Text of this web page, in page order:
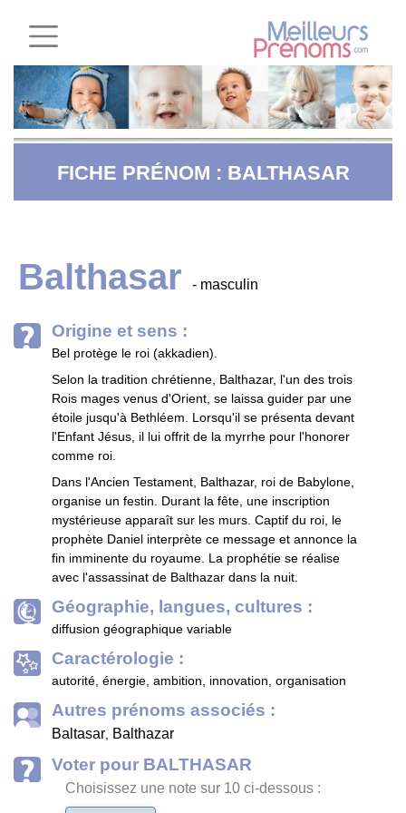
FICHE PRÉNOM : BALTHASAR
Balthasar - masculin
Origine et sens :
Bel protège le roi (akkadien).
Selon la tradition chrétienne, Balthazar, l'un des trois
Rois mages venus d'Orient, se laissa guider par une
étoile jusqu'à Bethléem. Lorsqu'il se présenta devant
l'Enfant Jésus, il lui offrit de la myrrhe pour l'honorer
comme roi.
Dans l'Ancien Testament, Balthazar, roi de Babylone,
organise un festin. Durant la fête, une inscription
mystérieuse apparaît sur les murs. Captif du roi, le
prophète Daniel interprète ce message et annonce la
fin imminente du royaume. La prophétie se réalise
avec l'assassinat de Balthazar dans la nuit.
Géographie, langues, cultures :
diffusion géographique variable
Caractérologie :
autorité, énergie, ambition, innovation, organisation
Autres prénoms associés :
Baltasar, Balthazar
Voter pour BALTHASAR
Choisissez une note sur 10 ci-dessous :